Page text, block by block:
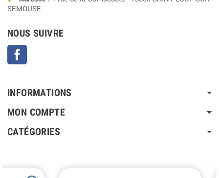
SEMOUSE
NOUS SUIVRE
INFORMATIONS
MON COMPTE
CATÉGORIES